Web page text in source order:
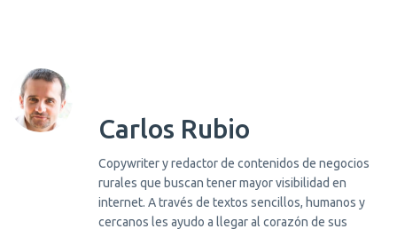
Carlos Rubio
Copywriter y redactor de contenidos de negocios
rurales que buscan tener mayor visibilidad en
internet. A través de textos sencillos, humanos y
cercanos les ayudo a llegar al corazón de sus